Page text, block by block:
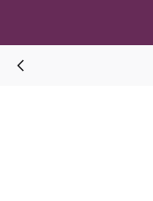
Informativa sulla
Le tue